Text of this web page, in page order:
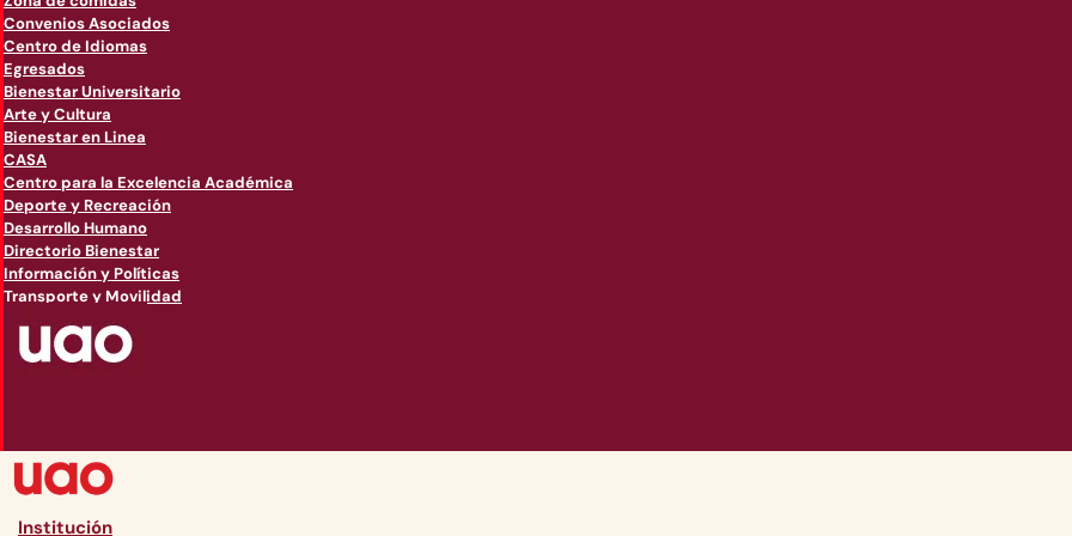
Convenios Asociados
Centro de Idiomas
Egresados
Bienestar Universitario
Arte y Cultura
Bienestar en Linea
CASA
Centro para la Excelencia Académica
Deporte y Recreación
Desarrollo Humano
Directorio Bienestar
Información y Políticas
Transporte y Movilidad
Institución